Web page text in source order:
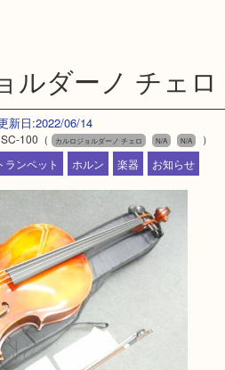
ルダーノ チェ
新日:2022/06/14
100（ カルロジョルダーノ チェロ N/A N/A
）
ランペット ホルン 楽器 お知らせ